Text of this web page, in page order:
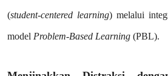
(student-centered learning) melalui
model Problem-Based Learning (PBL).